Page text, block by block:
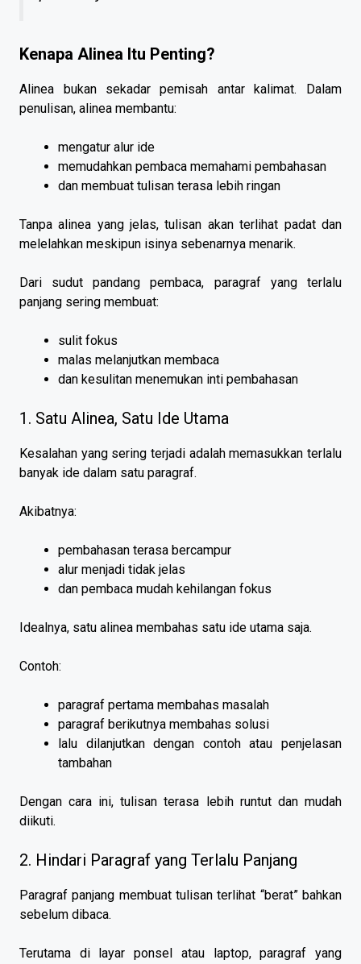
Kenapa Alinea Itu Penting?
Alinea bukan sekadar pemisah antar kalimat. Dalam
penulisan, alinea membantu:
mengatur alur ide
memudahkan pembaca memahami pembahasan
dan membuat tulisan terasa lebih ringan
Tanpa alinea yang jelas, tulisan akan terlihat padat dan
melelahkan meskipun isinya sebenarnya menarik.
Dari sudut pandang pembaca, paragraf yang terlalu
panjang sering membuat:
sulit fokus
malas melanjutkan membaca
dan kesulitan menemukan inti pembahasan
1. Satu Alinea, Satu Ide Utama
Kesalahan yang sering terjadi adalah memasukkan terlalu
banyak ide dalam satu paragraf.
Akibatnya:
pembahasan terasa bercampur
alur menjadi tidak jelas
dan pembaca mudah kehilangan fokus
Idealnya, satu alinea membahas satu ide utama saja.
Contoh:
paragraf pertama membahas masalah
paragraf berikutnya membahas solusi
lalu dilanjutkan dengan contoh atau penjelasan
tambahan
Dengan cara ini, tulisan terasa lebih runtut dan mudah
diikuti.
2. Hindari Paragraf yang Terlalu Panjang
Paragraf panjang membuat tulisan terlihat “berat” bahkan
sebelum dibaca.
Terutama di layar ponsel atau laptop, paragraf yang